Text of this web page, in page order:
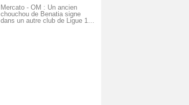
Mercato - OM : Un ancien
chouchou de Benatia signe
dans un autre club de Ligue 1…